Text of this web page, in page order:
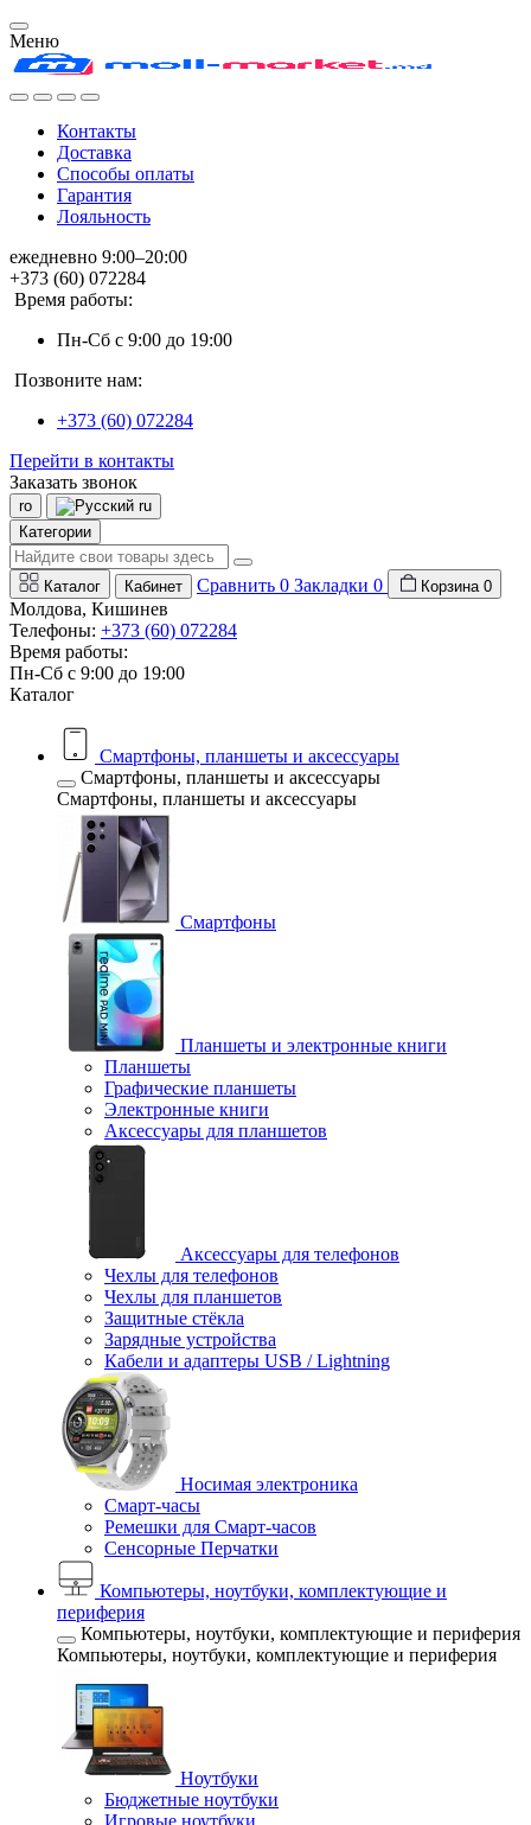
Меню
Контакты
Доставка
Способы оплаты
Гарантия
Лояльность
ежедневно 9:00–20:00
+373 (60) 072284
Время работы:
Пн-Сб с 9:00 до 19:00
Позвоните нам:
+373 (60) 072284
Перейти в контакты
Заказать звонок
ro
ru
Категории
Каталог Кабинет Сравнить 0 Закладки 0 Корзина 0
Молдова, Кишинев
Телефоны: +373 (60) 072284
Время работы:
Пн-Сб с 9:00 до 19:00
Каталог
Смартфоны, планшеты и аксессуары
Смартфоны, планшеты и аксессуары
Смартфоны, планшеты и аксессуары
Смартфоны
Планшеты и электронные книги
Планшеты
Графические планшеты
Электронные книги
Аксессуары для планшетов
Аксессуары для телефонов
Чехлы для телефонов
Чехлы для планшетов
Защитные стёкла
Зарядные устройства
Кабели и адаптеры USB / Lightning
Носимая электроника
Смарт-часы
Ремешки для Смарт-часов
Сенсорные Перчатки
Компьютеры, ноутбуки, комплектующие и
периферия
Компьютеры, ноутбуки, комплектующие и периферия
Компьютеры, ноутбуки, комплектующие и периферия
Ноутбуки
Бюджетные ноутбуки
Игровые ноутбуки